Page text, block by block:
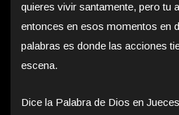
quieres vivir santamente, pero tu
entonces en esos momentos en
palabras es donde las acciones
escena.
Dice la Palabra de Dios en